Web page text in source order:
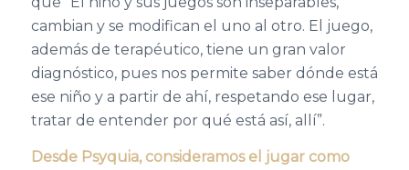
cambian y se modifican el uno al otro. El juego,
además de terapéutico, tiene un gran valor
diagnóstico, pues nos permite saber dónde está
ese niño y a partir de ahí, respetando ese lugar,
tratar de entender por qué está así, allí”.
Desde Psyquia, consideramos el jugar como